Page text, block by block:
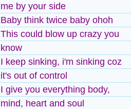
me by your side
Baby think twice baby ohoh
This could blow up crazy you
know
I keep sinking, i'm sinking coz
it's out of control
I give you everything body,
mind, heart and soul